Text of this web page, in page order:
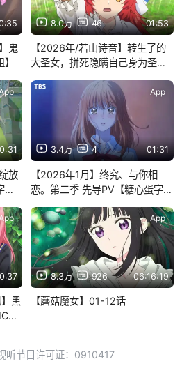
鬼
8.0万 46 01:53
【2026年/若山诗音】转生了的
大圣女，拼死隐瞒自己身为圣女
放
幕
3.4万 4 01:31
App
【2026年1月】终究、与你相
恋。第二季 先导PV【糖心蛋字幕
黑
8.3万 926 06:16:19
App
【蘑菇魔女】01-12话
听节目许可证：0910417